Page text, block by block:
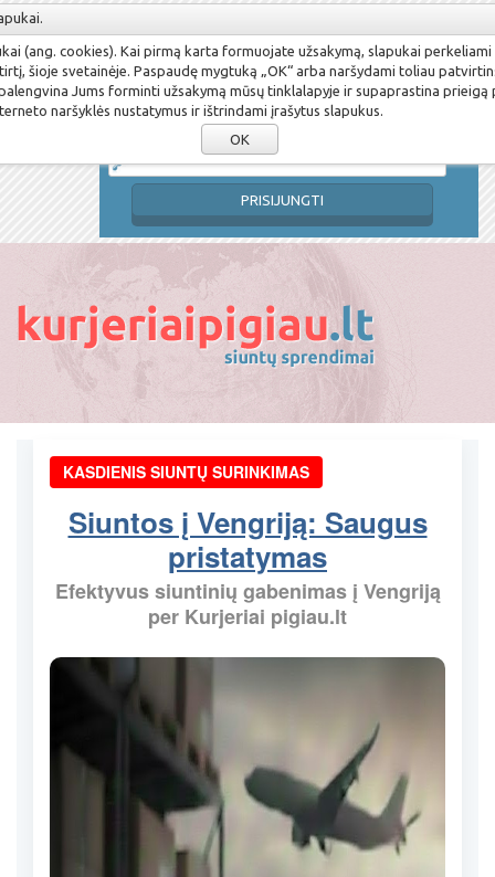
Prisijungimo vardas
PRISIJUNGTI
KASDIENIS SIUNTŲ SURINKIMAS
Siuntos į Vengriją: Saugus
pristatymas
Efektyvus siuntinių gabenimas į Vengriją
per Kurjeriai pigiau.lt
(ang. cookies). Kai pirmą karta formuojate užsakymą, slapukai
šioje svetainėje. Paspaudę mygtuką „OK“ arba naršydami toliau
Jums forminti užsakymą mūsų tinklalapyje ir supaprastina
naršyklės nustatymus ir ištrindami įrašytus slapukus.
OK